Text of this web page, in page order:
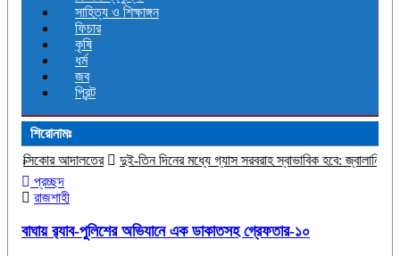
সাহিত্য ও শিক্ষাঙ্গন
ফিচার
কৃষি
ধর্ম
জব
প্রিন্ট
শিরোনামঃ
দুই-তিন দিনের মধ্যে গ্যাস সরবরাহ স্বাভাবিক হবে: জ্বালানি মন্ত্রী
জীবিত
প্রচ্ছদ
রাজশাহী
বাঘায় র‌্যাব-পুলিশের অভিযানে এক ডাকাতসহ গ্রেফতার-১০